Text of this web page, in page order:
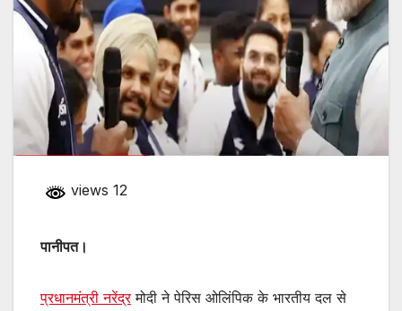
views 12
पानीपत।
प्रधानमंत्री नरेंद्रमोदी ने पेरिस ओलिंपिक के भारतीय दल से